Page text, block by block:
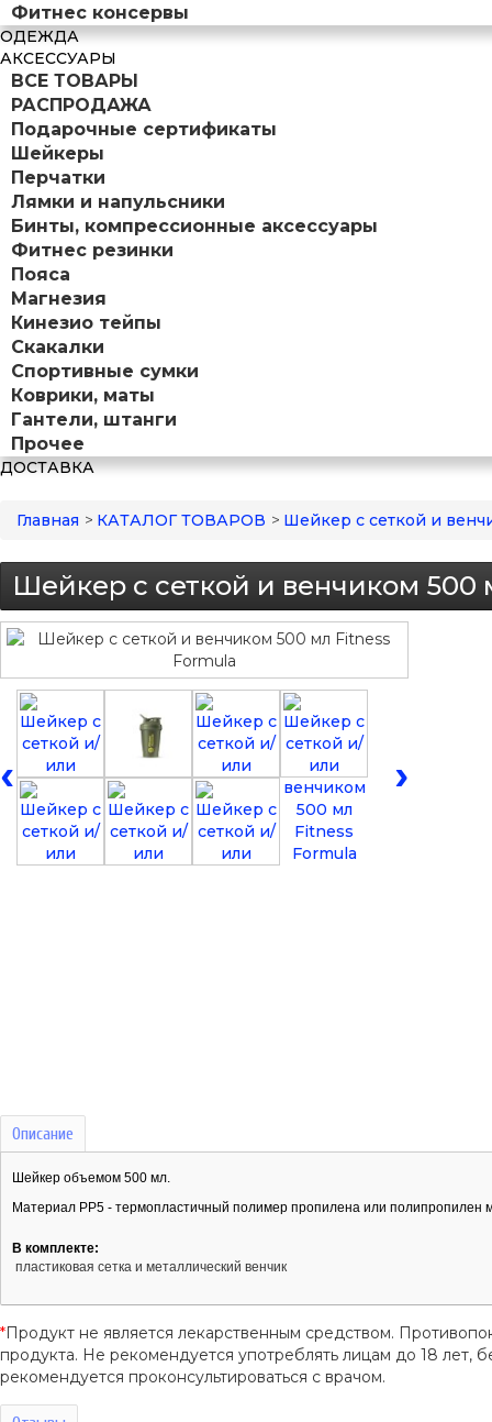
Фитнес консервы
ОДЕЖДА
АКСЕССУАРЫ
ВСЕ ТОВАРЫ
РАСПРОДАЖА
Подарочные сертификаты
Шейкеры
Перчатки
Лямки и напульсники
Бинты, компрессионные аксессуары
Фитнес резинки
Пояса
Магнезия
Кинезио тейпы
Скакалки
Спортивные сумки
Коврики, маты
Гантели, штанги
Прочее
ДОСТАВКА
Главная > КАТАЛОГ ТОВАРОВ > Шейкер с сеткой и
Шейкер с сеткой и венчиком 500
‹ ›
Описание
Шейкер объемом 500 мл.
Материал PP5 - термопластичный полимер пропилена или полипропилен
В комплекте:
пластиковая сетка и металлический венчик
*Продукт не является лекарственным средством.
продукта. Не рекомендуется употреблять лицам до 18
рекомендуется проконсультироваться с врачом.